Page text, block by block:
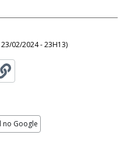
23/02/2024 - 23H13)
no Google